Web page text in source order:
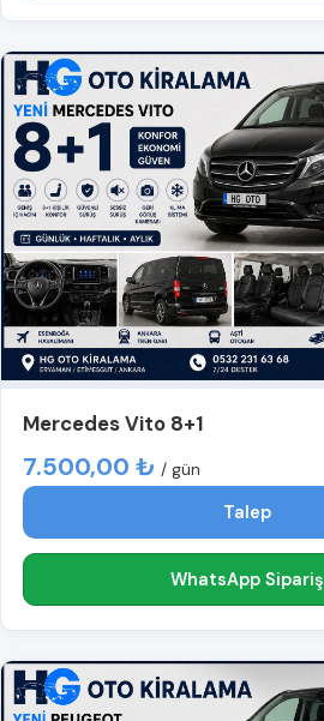
Mercedes Vito 8+1
7.500,00 ₺ / gün
Talep
WhatsApp Sipariş